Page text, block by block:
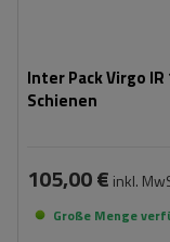
Inter Pack Virgo
Schienen
105,00 € inkl.
Große Menge